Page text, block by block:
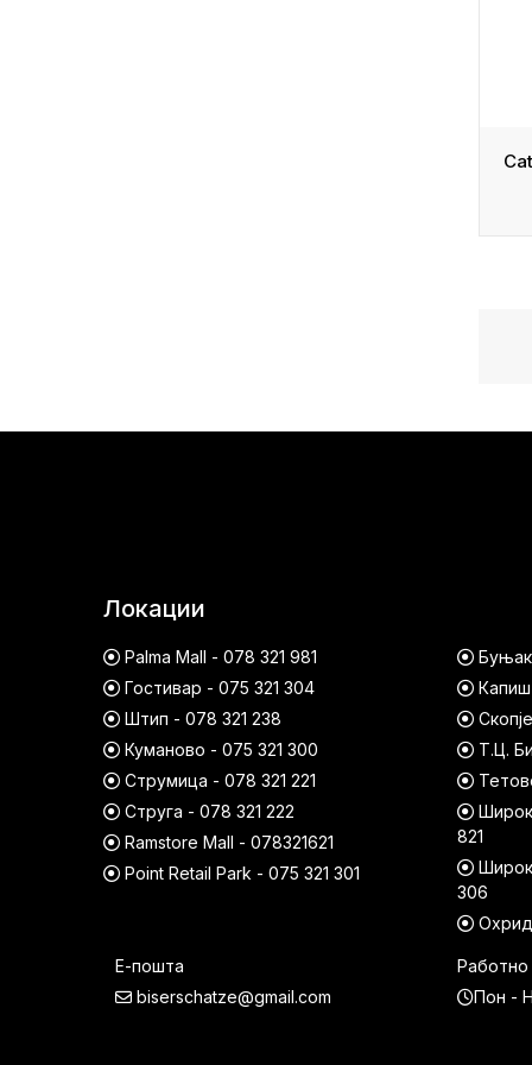
Локации
Palma Mall - 078 321 981
Гостивар - 075 321 304
Штип - 078 321 238
Куманово - 075 321 300
Струмица - 078 321 221
Струга - 078 321 222
Ramstore Mall - 078321621
Point Retail Park - 075 321 301
Т.Ц.
Широк
821
Широк
306
Охрид
Е-пошта
biserschatze@gmail.com
Пон -